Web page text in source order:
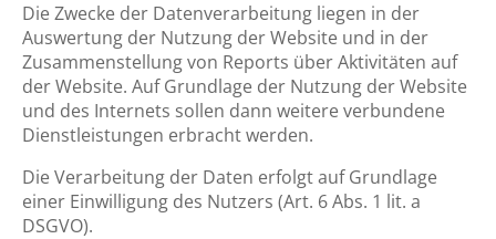
Die Zwecke der Datenverarbeitung liegen in der
Auswertung der Nutzung der Website und in der
Zusammenstellung von Reports über Aktivitäten auf
der Website. Auf Grundlage der Nutzung der Website
und des Internets sollen dann weitere verbundene
Dienstleistungen erbracht werden.
Die Verarbeitung der Daten erfolgt auf Grundlage
einer Einwilligung des Nutzers (Art. 6 Abs. 1 lit. a
DSGVO).